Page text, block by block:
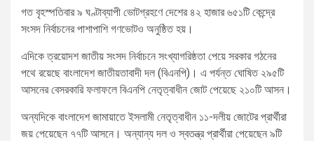
গত বৃহস্পতিবার ৯ ঘণ্টাব্যাপী ভোটগ্রহণে দেশের ৪২ হাজার ৬৫১টি কেন্দ্রে
সংসদ নির্বাচনের পাশাপাশি গণভোটও অনুষ্ঠিত হয়।
এদিকে ত্রয়োদশ জাতীয় সংসদ নির্বাচনে সংখ্যাগরিষ্ঠতা পেয়ে সরকার গঠনের
পথে রয়েছে বাংলাদেশ জাতীয়তাবাদী দল (বিএনপি)। এ পর্যন্ত ঘোষিত ২৯৫টি
আসনের বেসরকারি ফলাফলে বিএনপি নেতৃত্বাধীন জোট পেয়েছে ২১০টি আসন।
অন্যদিকে বাংলাদেশ জামায়াতে ইসলামী নেতৃত্বাধীন ১১-দলীয় জোটের প্রার্থীরা
জয় পেয়েছেন ৭৭টি আসনে। অন্যান্য দল ও স্বতন্ত্র প্রার্থীরা পেয়েছেন ৯টি